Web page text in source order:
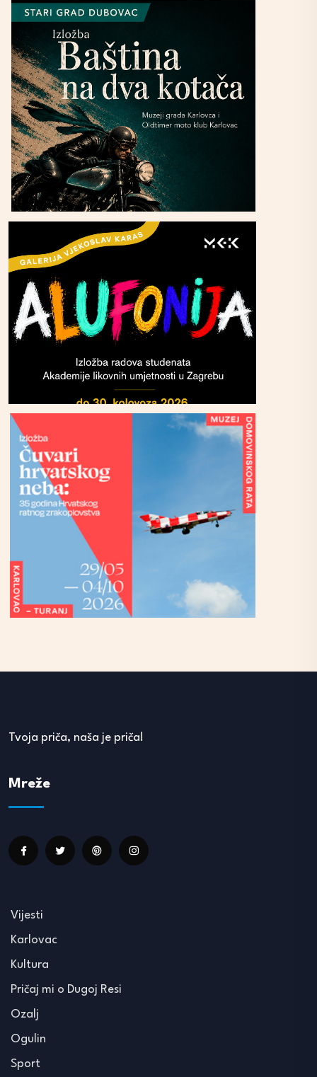
Tvoja priča, naša je priča!
Mreže
Vijesti
Karlovac
Kultura
Pričaj mi o Dugoj Resi
Ozalj
Ogulin
Sport